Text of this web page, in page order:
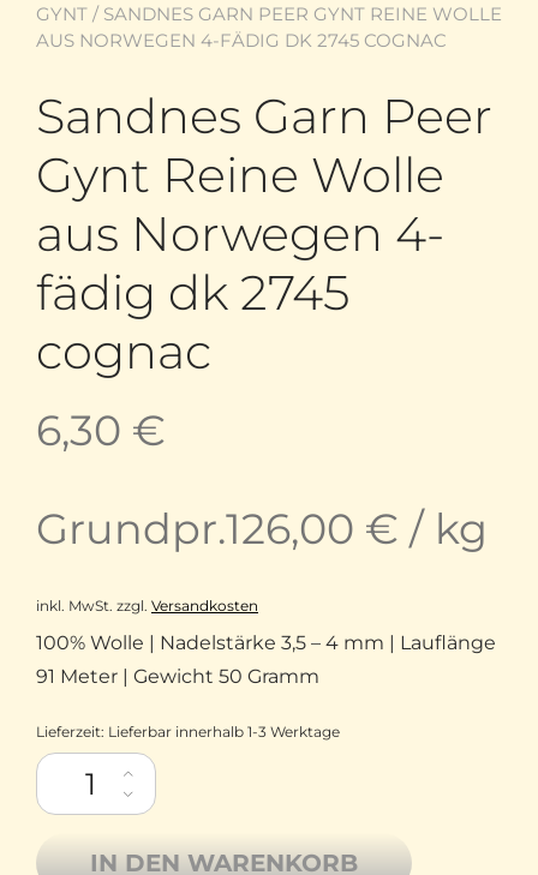
GYNT / SANDNES GARN PEER GYNT REINE WOLLE
AUS NORWEGEN 4-FÄDIG DK 2745 COGNAC
Sandnes Garn Peer
Gynt Reine Wolle
aus Norwegen 4-
fädig dk 2745
cognac
6,30 €
Grundpr.126,00 € / kg
inkl. MwSt. zzgl. Versandkosten
100% Wolle | Nadelstärke 3,5 – 4 mm | Lauflänge
91 Meter | Gewicht 50 Gramm
Lieferzeit: Lieferbar innerhalb 1-3 Werktage
Sandnes Garn Peer Gynt Reine Wolle aus Norwegen 4-fädig dk
IN DEN WARENKORB